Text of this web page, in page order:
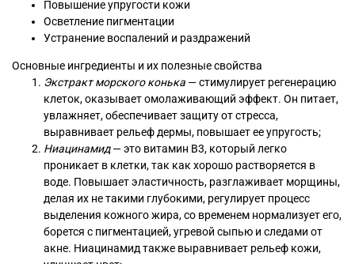
Повышение упругости кожи
Осветление пигментации
Устранение воспалений и раздражений
Основные ингредиенты и их полезные свойства
Экстракт морского конька — стимулирует регенерацию
клеток, оказывает омолаживающий эффект. Он питает,
увлажняет, обеспечивает защиту от стресса,
выравнивает рельеф дермы, повышает ее упругость;
Ниацинамид — это витамин B3, который легко
проникает в клетки, так как хорошо растворяется в
воде. Повышает эластичность, разглаживает морщины,
делая их не такими глубокими, регулирует процесс
выделения кожного жира, со временем нормализует его,
борется с пигментацией, угревой сыпью и следами от
акне. Ниацинамид также выравнивает рельеф кожи,